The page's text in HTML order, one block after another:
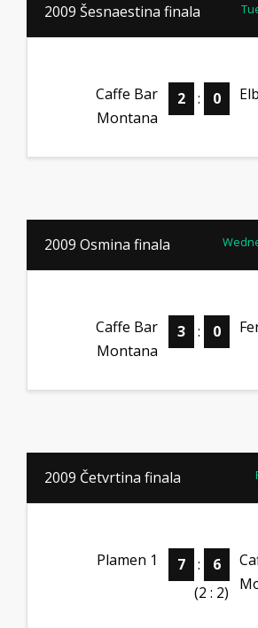
2009 Šesnaestina finala
Caffe Bar
Montana
2 : 0
2009 Osmina finala
Caffe Bar
Montana
3 : 0
2009 Četvrtina finala
Plamen 1 7 :
6
(2 : 2)